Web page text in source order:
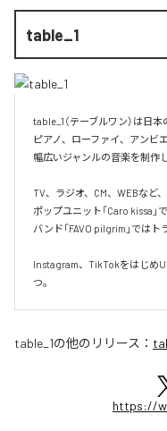
table_1
table_1（テーブルワン）は日本
ピアノ、ローファイ、アンビ
幅広いジャンルの音楽を制作
TV、ラジオ、CM、WEBなど
ポップユニット「Caro kissa」
バンド「FAVO pilgrim」ではト
Instagram、TikTokをはじめ
つ。
table_1の他のリリース：
https://